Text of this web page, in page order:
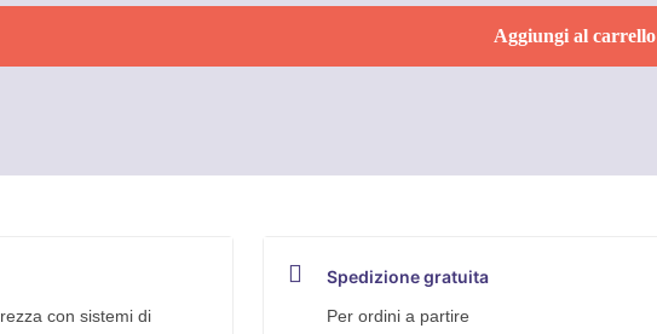
Aggiungi al carrello
con sistemi di
Spedizione gratuita
Per ordini a partire